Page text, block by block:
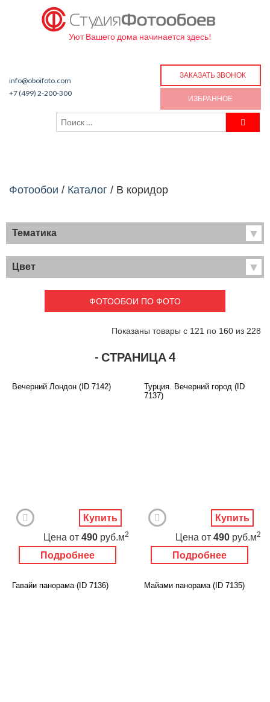
Уют Вашего дома начинается здесь!
info@oboifoto.com
+7 (499) 2-200-300
ЗАКАЗАТЬ ЗВОНОК
ИЗБРАННОЕ
Фотообои / Каталог / В коридор
Тематика
Хиты продаж
Фрески
Детские
Карты
Перспектива
Города
Живопись
Животный мир
Еда и напитки
Архитектура
Цвет
ФОТООБОИ ПО ФОТО
Показаны товары с 121 по 160 из 228
- СТРАНИЦА 4
Вечерний Лондон (ID 7142)
Подробнее
Цена от 490 руб.м2
Купить
Турция. Вечерний город (ID
7137)
Подробнее
Цена от 490 руб.м2
Купить
Гавайи панорама (ID 7136) Майами панорама (ID 7135)